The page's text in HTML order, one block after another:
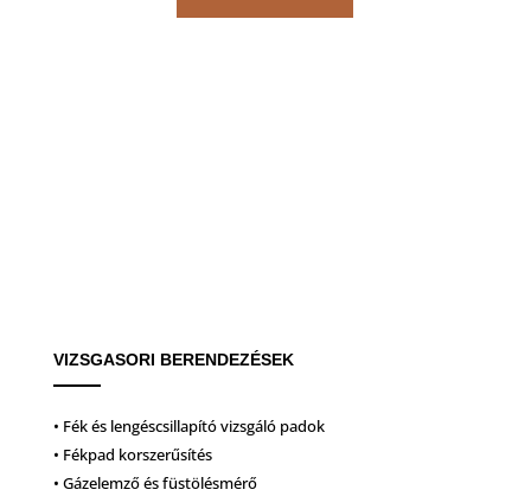
VIZSGASORI BERENDEZÉSEK
• Fék és lengéscsillapító vizsgáló padok
• Fékpad korszerűsítés
• Gázelemző és füstölésmérő